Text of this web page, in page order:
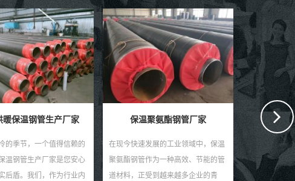
保温聚氨酯钢管厂家
快速发展的工业领域中，保温
钢管作为一种高效、节能的管
，正受到越来越多企业的青
河北螺旋钢管厂家
在现代工业领域，河北螺旋钢管以其
独特的生产工艺和卓越的性能特点，
赢得了市场的广泛认可。作为一种重
气、化工、建筑、桥梁等诸...
查看更多
大口径
盾 在现
大口径
演着至
能的金